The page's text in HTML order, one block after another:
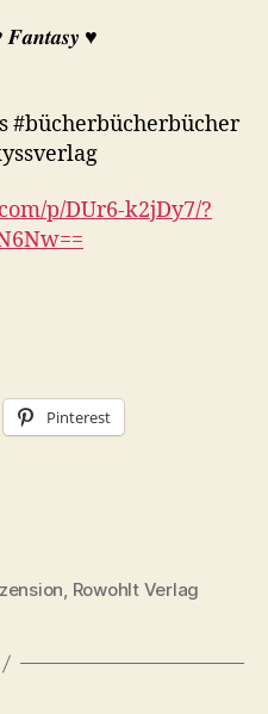
♥︎
#bücherbücherbücher
p/DUr6-k2jDy7/?
Pinterest
, Rowohlt Verlag